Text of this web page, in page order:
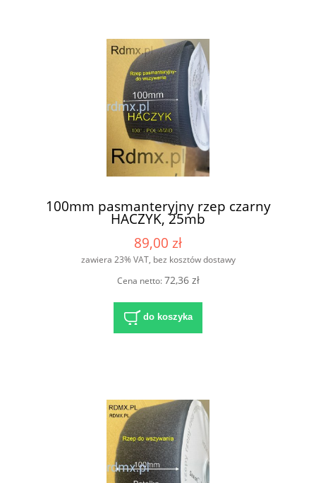
100mm pasmanteryjny rzep czarny
HACZYK, 25mb
89,00 zł
zawiera 23% VAT, bez kosztów dostawy
Cena netto:72,36 zł
do koszyka